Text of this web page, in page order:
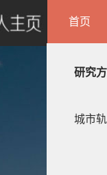
首页
研究
城市